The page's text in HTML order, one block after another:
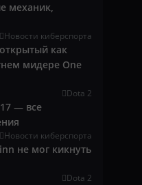
механик,
Новости киберспорта
как
мидере One
Dota 2
— все
Новости киберспорта
не мог кикнуть
Dota 2